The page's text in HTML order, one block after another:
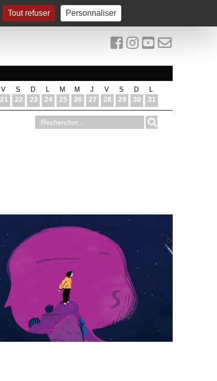
Tout refuser Personnaliser
V
21
S
22
D
23 24
M
25
M
26
J
27
V
28
S
29
D
30 31